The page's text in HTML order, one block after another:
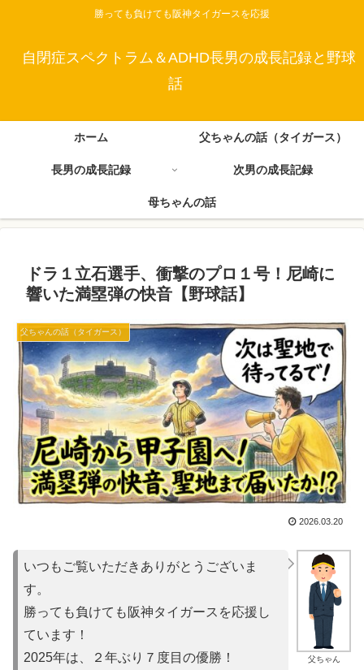
勝っても負けても阪神タイガースを応援
自閉症スペクトラム＆ADHD長男の成長記録と野球
話
ホーム 父ちゃんの話（タイガース）
長男の成長記録 次男の成長記録
母ちゃんの話
ドラ１立石選手、衝撃のプロ１号！尼崎に
響いた満塁弾の快音【野球話】
父ちゃんの話（タイガース）
2026.03.20
父ちゃん
いつもご覧いただきありがとうございま
す。
勝っても負けても阪神タイガースを応援し
ています！
2025年は、２年ぶり７度目の優勝！